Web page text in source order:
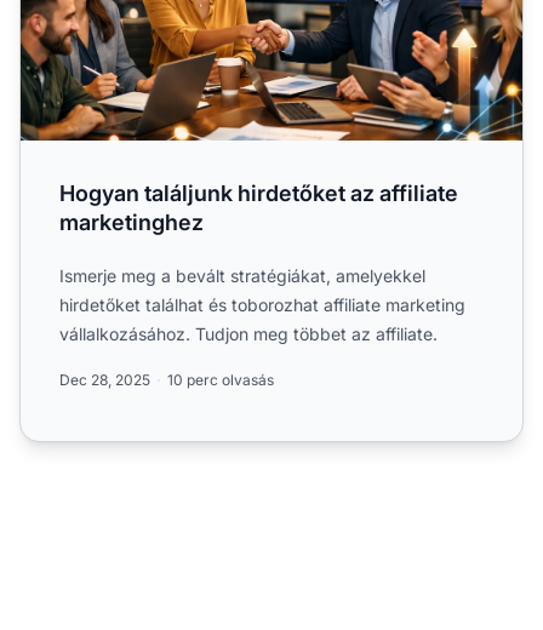
Hogyan találjunk hirdetőket az affiliate
marketinghez
Ismerje meg a bevált stratégiákat, amelyekkel
hirdetőket találhat és toborozhat affiliate marketing
vállalkozásához. Tudjon meg többet az affiliate.
Dec 28, 2025 10 perc olvasás